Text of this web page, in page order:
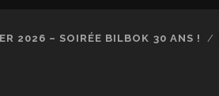
2026 – SOIRÉE BILBOK 30 ANS !